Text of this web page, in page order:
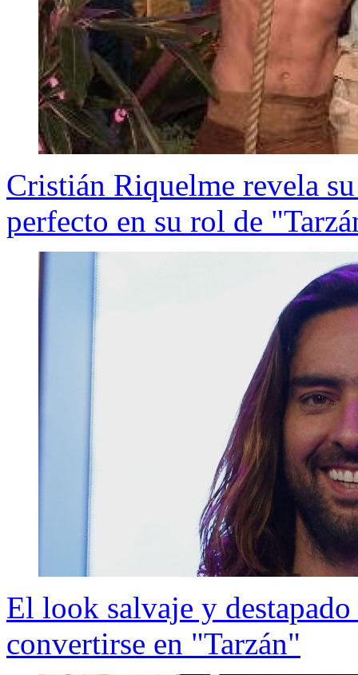
Cristián Riquelme revela
perfecto en su rol de
El look salvaje y
convertirse en "Tarzán"